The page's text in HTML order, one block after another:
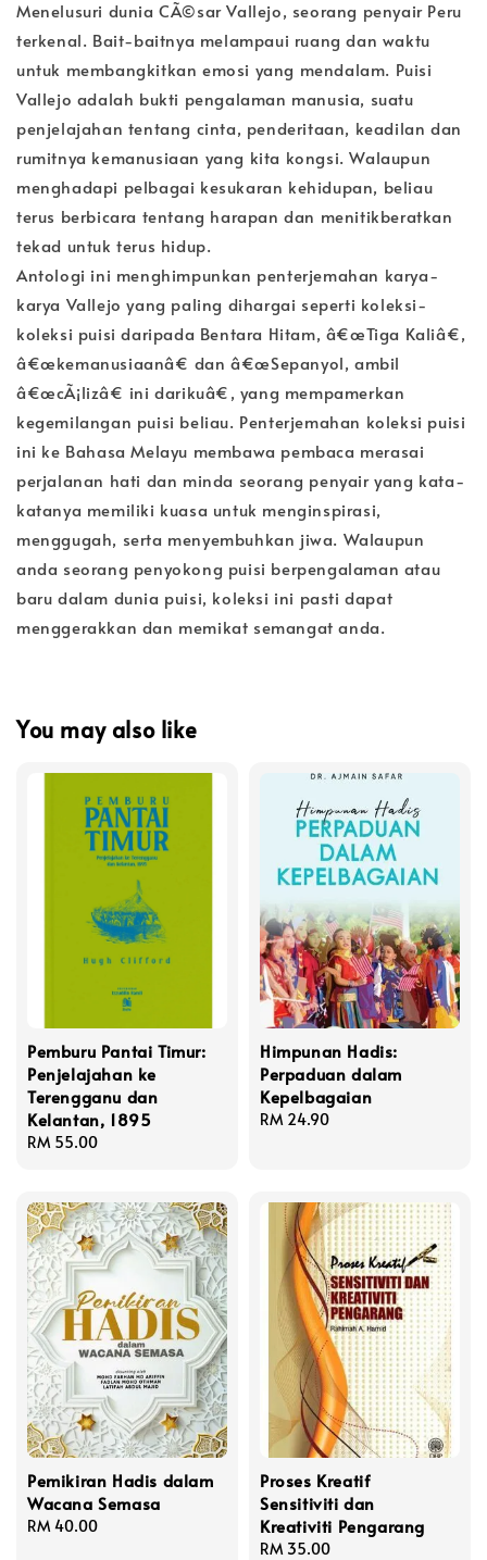
Menelusuri dunia CÃ©sar Vallejo, seorang penyair Peru
terkenal. Bait-baitnya melampaui ruang dan waktu
untuk membangkitkan emosi yang mendalam. Puisi
Vallejo adalah bukti pengalaman manusia, suatu
penjelajahan tentang cinta, penderitaan, keadilan dan
rumitnya kemanusiaan yang kita kongsi. Walaupun
menghadapi pelbagai kesukaran kehidupan, beliau
terus berbicara tentang harapan dan menitikberatkan
tekad untuk terus hidup.
Antologi ini menghimpunkan penterjemahan karya-
karya Vallejo yang paling dihargai seperti koleksi-
koleksi puisi daripada Bentara Hitam, â€œTiga Kaliâ€,
â€œkemanusiaanâ€ dan â€œSepanyol, ambil
â€œcÃ¡lizâ€ ini darikuâ€, yang mempamerkan
kegemilangan puisi beliau. Penterjemahan koleksi puisi
ini ke Bahasa Melayu membawa pembaca merasai
perjalanan hati dan minda seorang penyair yang kata-
katanya memiliki kuasa untuk menginspirasi,
menggugah, serta menyembuhkan jiwa. Walaupun
anda seorang penyokong puisi berpengalaman atau
baru dalam dunia puisi, koleksi ini pasti dapat
menggerakkan dan memikat semangat anda.
You may also like
Pemburu Pantai Timur:
Penjelajahan ke
Terengganu dan
Kelantan, 1895
Regular
RM 55.00
Himpunan Hadis:
Perpaduan dalam
Kepelbagaian
Regular
RM 24.90
Pemikiran Hadis dalam
Wacana Semasa
Regular
RM 40.00
Proses Kreatif
Sensitiviti dan
Kreativiti Pengarang
Regular
RM 35.00